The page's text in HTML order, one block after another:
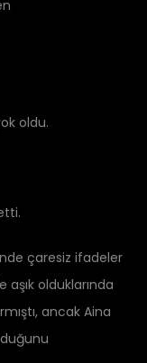
oldu.
çaresiz ifadeler
aşık olduklarında
ancak Aina